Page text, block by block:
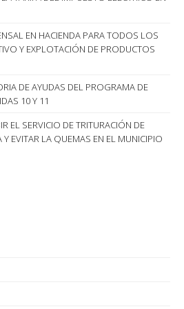
EN HACIENDA PARA TODOS LOS
Y EXPLOTACIÓN DE PRODUCTOS
DE AYUDAS DEL PROGRAMA DE
10 Y 11
EL SERVICIO DE TRITURACIÓN DE
Y EVITAR LA QUEMAS EN EL MUNICIPIO